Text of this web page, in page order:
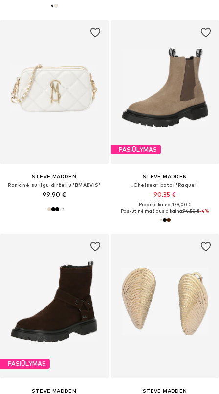
STEVE MADDEN
Rankinė su ilgu dirželiu 'BMARVIS'
99,90 €
+1
PASIŪLYMAS
STEVE MADDEN
„Chelsea“ batai 'Raquel'
90,35 €
Pradinė kaina: 179,00 €
Paskutinė mažiausia kaina:94,50 €-4%
PASIŪLYMAS
STEVE MADDEN
STEVE MADDEN